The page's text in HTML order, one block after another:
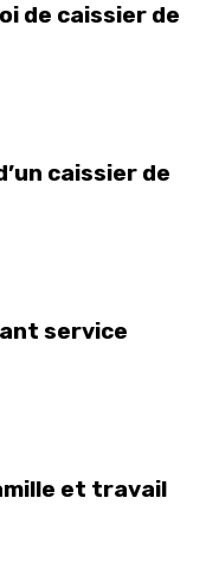
de caissier de
caissier de
service
et travail